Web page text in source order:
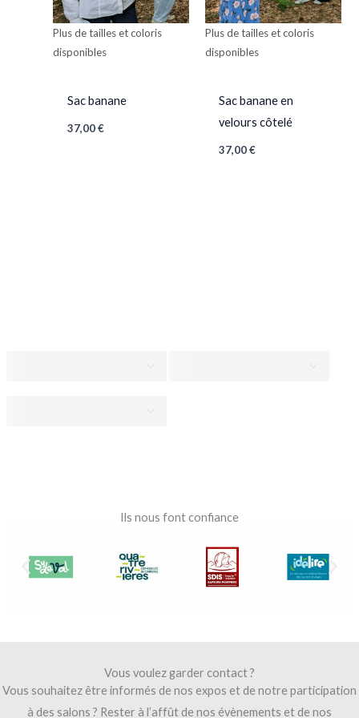
Plus de tailles et coloris
disponibles
Sac banane
37,00€
Plus de tailles et coloris
disponibles
Sac banane en
velours côtelé
37,00€
Ils nous font confiance
Vous voulez garder contact ?
Vous souhaitez être informés de nos expos et de notre participation
à des salons ? Rester à l’affût de nos évènements et de nos